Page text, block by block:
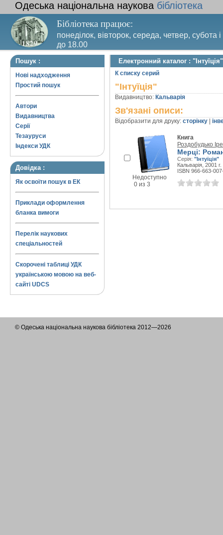
Одеська національна наукова бібліотека
Бібліотека працює:
понеділок, вівторок, середа, четвер, субота
до 18.00
Вихідний день – п’ятниця. Останній четвер
Пошук :
Нові надходження
Простий пошук
Автори
Видавництва
Серії
Тезауруси
Індекси УДК
Довідка :
Як освоїти пошук в ЕК
Приклади оформлення
бланка вимоги
Перелік наукових
спеціальностей
Скорочені таблиці УДК
українською мовою на веб-
сайті UDCS
Електронний каталог : "Інтуїція"
К списку серий
"Інтуїція"
Видавництво: Кальварія
Зв'язані описи:
Відобразити для друку: сторінку
Недоступно
0 из 3
Книга
Роздобудько
Мерці:
Серія: "Інтуїція"
Кальварія, 2001 г.
ISBN 966-663-
© Одеська національна наукова бібліотека 2012—2026